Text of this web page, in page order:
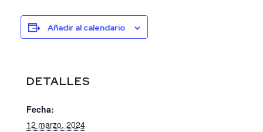
Añadir al calendario
DETALLES
Fecha:
12 marzo, 2024